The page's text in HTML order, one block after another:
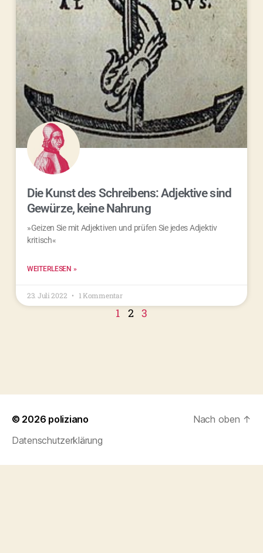
Die Kunst des Schreibens: Adjektive sind
Gewürze, keine Nahrung
»Geizen Sie mit Adjektiven und prüfen Sie jedes Adjektiv
kritisch«
WEITERLESEN »
23. Juli 2022 1 Kommentar
1 2 3
© 2026 poliziano
Datenschutzerklärung
Nach oben ↑